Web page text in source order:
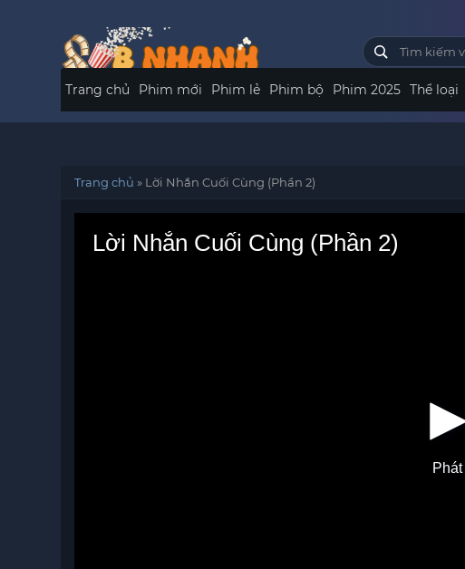
Trang chủ Phim mới Phim lẻ Phim bộ Phim 2025 Thể loại
Trang chủ » Lời Nhắn Cuối Cùng (Phần 2)
Lời Nhắn Cuối Cùng (Phần 2)
Phát